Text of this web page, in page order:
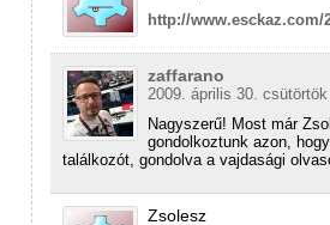
http://www.esckaz.com/
zaffarano
2009. április 30.
Nagyszerű! Most már
gondolkoztunk azon,
találkozót, gondolva a vajdasági
Zsolesz